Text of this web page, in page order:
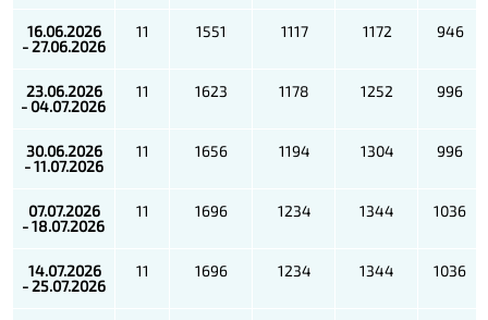
16.06.2026
- 27.06.2026
11 1551 1117 1172 946
23.06.2026
- 04.07.2026
11 1623 1178 1252 996
30.06.2026
- 11.07.2026
11 1656 1194 1304 996
07.07.2026
- 18.07.2026
11 1696 1234 1344 1036
14.07.2026
- 25.07.2026
11 1696 1234 1344 1036